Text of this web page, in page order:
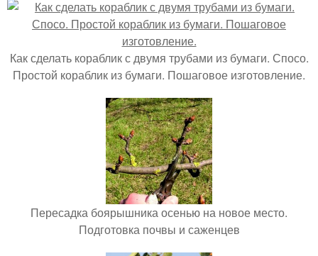
Как сделать кораблик с двумя трубами из бумаги. Спосо.
Простой кораблик из бумаги. Пошаговое изготовление.
Пересадка боярышника осенью на новое место.
Подготовка почвы и саженцев